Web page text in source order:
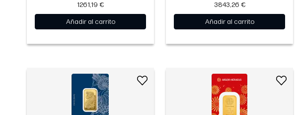
1261,19 €
Añadir al carrito
3843,26 €
Añadir al carrito